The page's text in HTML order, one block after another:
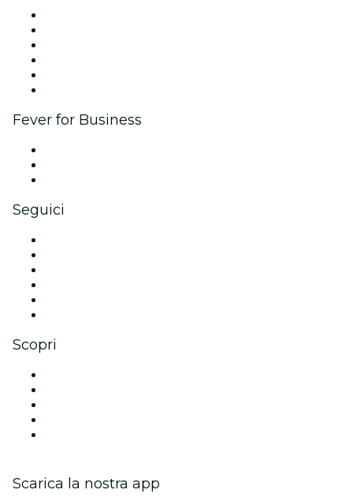
Fever for Business
Seguici
Scopri
Scarica la nostra app